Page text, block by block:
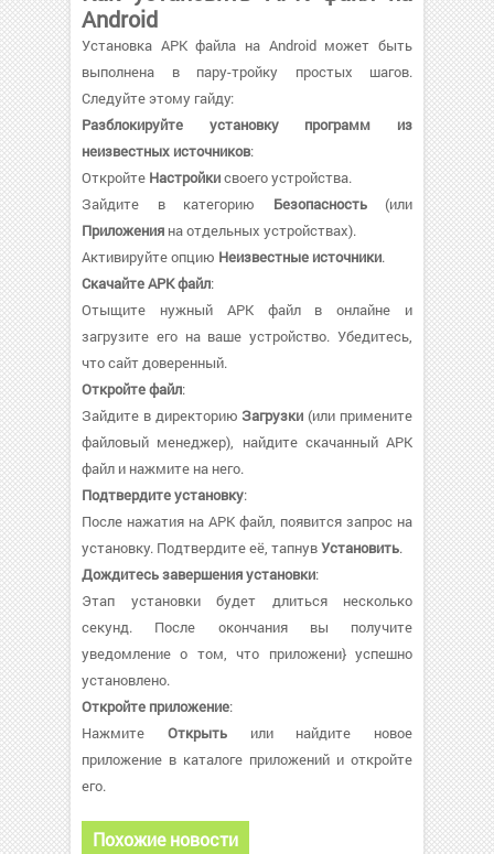
Android
Установка APK файла на Android может быть
выполнена в пару-тройку простых шагов.
Следуйте этому гайду:
Разблокируйте установку программ из
неизвестных источников:
Откройте Настройкисвоего устройства.
Зайдите в категорию Безопасность(или
Приложения на отдельных устройствах).
Активируйте опцию Неизвестные источники.
Скачайте APK файл:
Отыщите нужный APK файл в онлайне и
загрузите его на ваше устройство. Убедитесь,
что сайт доверенный.
Откройте файл:
Зайдите в директориюЗагрузки (или примените
файловый менеджер), найдите скачанный APK
файл и нажмите на него.
Подтвердите установку:
После нажатия на APK файл, появится запрос на
установку. Подтвердите её, тапнувУстановить.
Дождитесь завершения установки:
Этап установки будет длиться несколько
секунд. После окончания вы получите
уведомление о том, что приложени} успешно
установлено.
Откройте приложение:
Нажмите Открытьили найдите новое
приложение в каталоге приложений и откройте
его.
Похожие новости